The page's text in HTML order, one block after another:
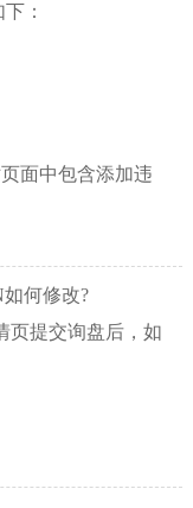
：
面中包含添加违
何修改?
页提交询盘后，如